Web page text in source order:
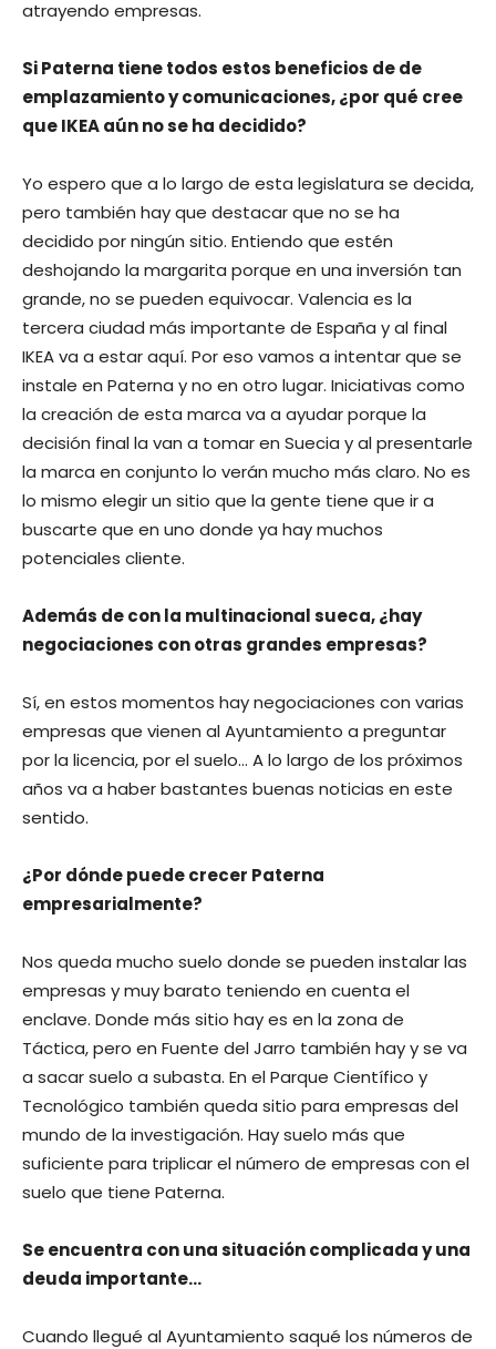
atrayendo empresas.
Si Paterna tiene todos estos beneficios de de
emplazamiento y comunicaciones, ¿por qué cree
que IKEA aún no se ha decidido?
Yo espero que a lo largo de esta legislatura se decida,
pero también hay que destacar que no se ha
decidido por ningún sitio. Entiendo que estén
deshojando la margarita porque en una inversión tan
grande, no se pueden equivocar. Valencia es la
tercera ciudad más importante de España y al final
IKEA va a estar aquí. Por eso vamos a intentar que se
instale en Paterna y no en otro lugar. Iniciativas como
la creación de esta marca va a ayudar porque la
decisión final la van a tomar en Suecia y al presentarle
la marca en conjunto lo verán mucho más claro. No es
lo mismo elegir un sitio que la gente tiene que ir a
buscarte que en uno donde ya hay muchos
potenciales cliente.
Además de con la multinacional sueca, ¿hay
negociaciones con otras grandes empresas?
Sí, en estos momentos hay negociaciones con varias
empresas que vienen al Ayuntamiento a preguntar
por la licencia, por el suelo… A lo largo de los próximos
años va a haber bastantes buenas noticias en este
sentido.
¿Por dónde puede crecer Paterna
empresarialmente?
Nos queda mucho suelo donde se pueden instalar las
empresas y muy barato teniendo en cuenta el
enclave. Donde más sitio hay es en la zona de
Táctica, pero en Fuente del Jarro también hay y se va
a sacar suelo a subasta. En el Parque Científico y
Tecnológico también queda sitio para empresas del
mundo de la investigación. Hay suelo más que
suficiente para triplicar el número de empresas con el
suelo que tiene Paterna.
Se encuentra con una situación complicada y una
deuda importante…
Cuando llegué al Ayuntamiento saqué los números de